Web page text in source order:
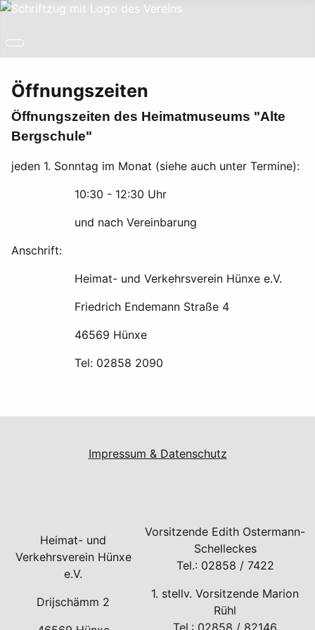
Öffnungszeiten
Öffnungszeiten des Heimatmuseums "Alte
Bergschule"
jeden 1. Sonntag im Monat (siehe auch unter Termine):
10:30 - 12:30 Uhr
und nach Vereinbarung
Anschrift:
Heimat- und Verkehrsverein Hünxe e.V.
Friedrich Endemann Straße 4
46569 Hünxe
Tel: 02858 2090
Impressum & Datenschutz
Heimat- und
Verkehrsverein Hünxe
e.V.
Drijschämm 2
Vorsitzende Edith Ostermann-
Schelleckes
Tel.: 02858 / 7422
1. stellv. Vorsitzende Marion
Rühl
Tel.: 02858 / 82146